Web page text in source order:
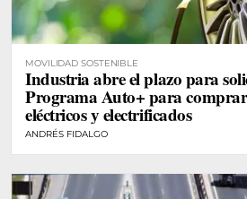
MOVILIDAD SOSTENIBLE
Industria abre el plazo para
Programa Auto+ para
eléctricos y electrificados
ANDRÉS FIDALGO